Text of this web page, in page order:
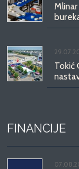
Tokić
FINANCIJE